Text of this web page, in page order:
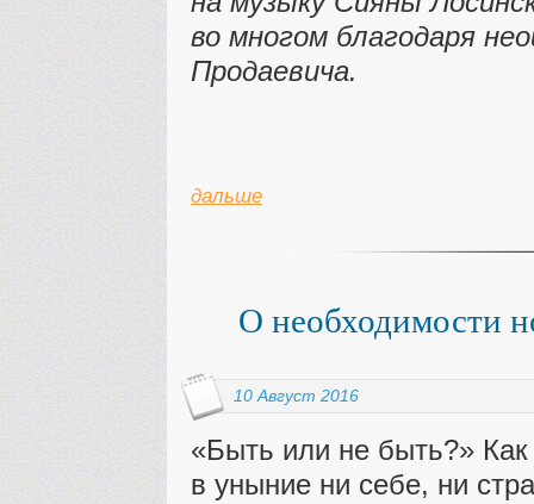
во многом благодаря
Продаевича.
дальше
О необходимости
10 Август 2016
«Быть или не быть?» Как
в уныние ни себе, ни